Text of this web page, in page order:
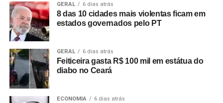
GERAL 6 dias atrás
8 das 10 cidades mais violentas ficam em
estados governados pelo PT
GERAL 6 dias atrás
Feiticeira gasta R$ 100 mil em estátua do
diabo no Ceará
ECONOMIA 6 dias atrás